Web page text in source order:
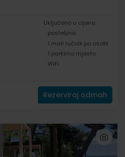
Uključeno u cijenu:
posteljina
1 mali ručnik po osobi
1 parkirno mjesto
WiFi
Rezerviraj odmah